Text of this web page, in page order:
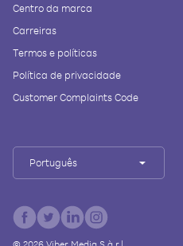
Centro da marca
Carreiras
Termos e políticas
Política de privacidade
Customer Complaints Code
Português